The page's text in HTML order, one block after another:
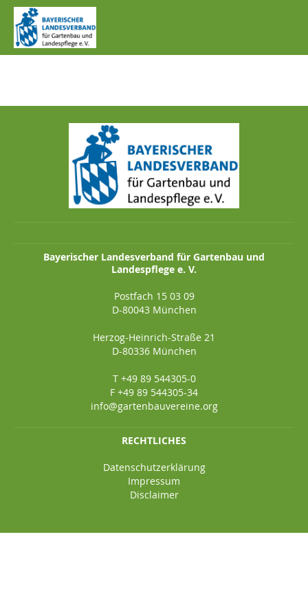
IMG_1199.JPG
Bayerischer Landesverband für Gartenbau und
Landespflege e. V.
Postfach 15 03 09
D-80043 München
Herzog-Heinrich-Straße 21
D-80336 München
T +49 89 544305-0
F +49 89 544305-34
info@gartenbauvereine.org
RECHTLICHES
Datenschutzerklärung
Impressum
Disclaimer